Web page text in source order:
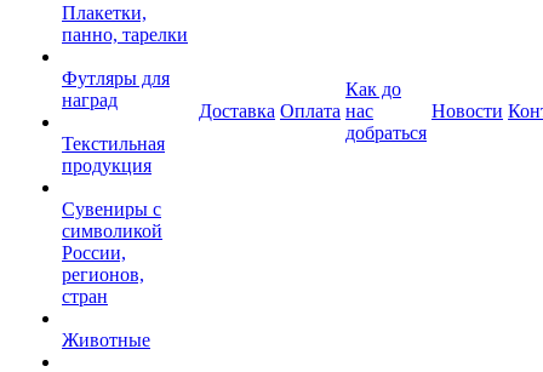
Плакетки,
панно, тарелки
Футляры для
наград
Текстильная
продукция
Сувениры с
символикой
России,
регионов,
стран
Животные
Доставка Оплата
Как до
нас
добраться
Новости